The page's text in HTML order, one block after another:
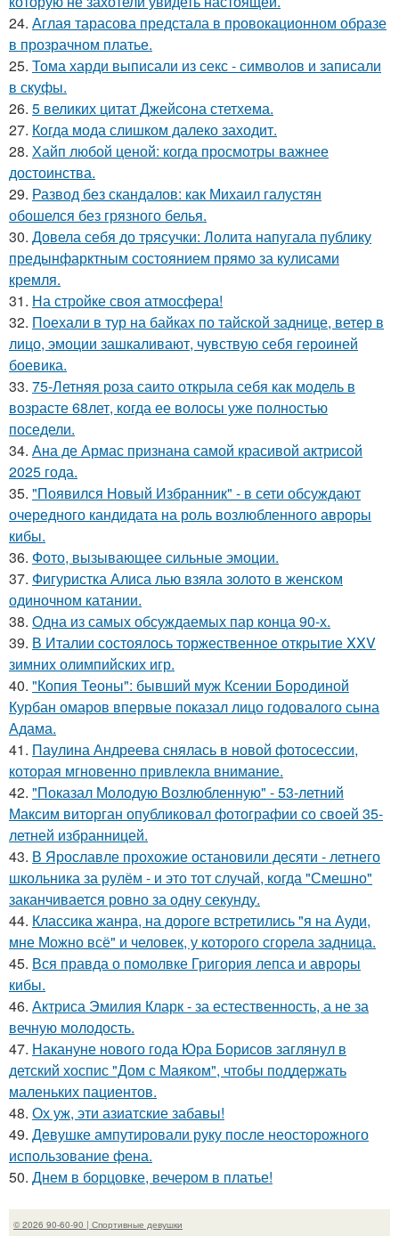
24. Аглая тарасова предстала в провокационном образе
в прозрачном платье.
25. Тома харди выписали из секс - символов и записали
в скуфы.
26. 5 великих цитат Джейсoна стетхема.
27. Когда мода слишком далеко заходит.
28. Хайп любой ценой: когда просмотры важнее
достоинства.
29. Развод без скандалов: как Михаил галустян
обошелся без грязного белья.
30. Довела себя до трясучки: Лолита напугала публику
предынфарктным состоянием прямо за кулисами
кремля.
31. На стройке своя атмосфера!
32. Поехали в тур на байках по тайской заднице, ветер в
лицо, эмоции зашкаливают, чувствую себя героиней
боевика.
33. 75-Летняя роза саито открыла себя как модель в
возрасте 68лет, когда ее волосы уже полностью
поседели.
34. Ана де Армас признана самой красивой актрисой
2025 года.
35. "Появился Новый Избранник" - в сети обсуждают
очередного кандидата на роль возлюбленного авроры
кибы.
36. Фото, вызывающее сильные эмоции.
37. Фигуристка Алиса лью взяла золото в женском
одиночном катании.
38. Одна из самых обсуждаемых пар конца 90-х.
39. В Италии состоялось торжественное открытие XXV
зимних олимпийских игр.
40. "Копия Теоны": бывший муж Ксении Бородиной
Курбан омаров впервые показал лицо годовалого сына
Адама.
41. Паулина Андреева снялась в новой фотосессии,
которая мгновенно привлекла внимание.
42. "Показал Молодую Возлюбленную" - 53-летний
Максим виторган опубликовал фотографии со своей 35-
летней избранницей.
43. В Ярославле прохожие остановили десяти - летнего
школьника за рулём - и это тот случай, когда "Смешно"
заканчивается ровно за одну секунду.
44. Классика жанра, на дороге встретились "я на Ауди,
мне Можно всё" и человек, у которого сгорела задница.
45. Вся правда о помолвке Григория лепса и авроры
кибы.
46. Актриса Эмилия Кларк - за естественность, а не за
вечную молодость.
47. Накануне нового года Юра Борисов заглянул в
детский хоспис "Дом с Маяком", чтобы поддержать
маленьких пациентов.
48. Ох уж, эти азиатские забавы!
49. Девушке ампутировали руку после неосторожного
использование фена.
50. Днем в борцовке, вечером в платье!
© 2026 90-60-90 | Спортивные девушки